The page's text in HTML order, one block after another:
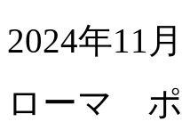
2024年11
ローマ ポ